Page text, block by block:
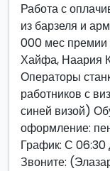
Работа с
из барзеля и
000 мес премии
Хайфа, Наария
Операторы
работников с
синей визой)
оформление:
График: С 06:30
Звоните: